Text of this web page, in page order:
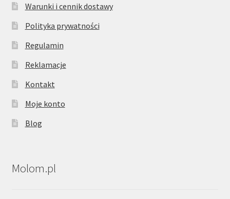
Warunki i cennik dostawy
Polityka prywatności
Regulamin
Reklamacje
Kontakt
Moje konto
Blog
Molom.pl